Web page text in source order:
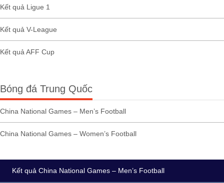
Kết quả Ligue 1
Kết quả V-League
Kết quả AFF Cup
Bóng đá Trung Quốc
China National Games – Men’s Football
China National Games – Women’s Football
Kết quả China National Games – Men’s Football